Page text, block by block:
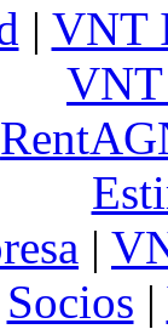
| VNT
VNT
|
Socios |